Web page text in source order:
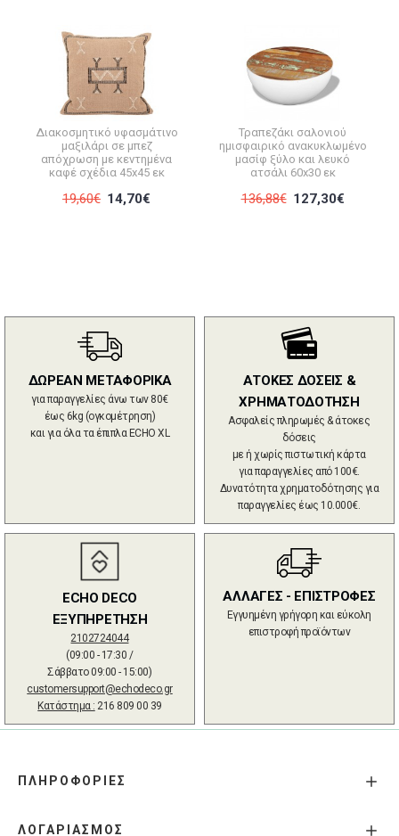
Διακοσμητικό υφασμάτινο
μαξιλάρι σε μπεζ
απόχρωση με κεντημένα
καφέ σχέδια 45x45 εκ
19,60€ 14,70€
Τραπεζάκι σαλονιού
ημισφαιρικό ανακυκλωμένο
μασίφ ξύλο και λευκό
ατσάλι 60x30 εκ
136,88€ 127,30€
ΔΩΡΕΑΝ ΜΕΤΑΦΟΡΙΚΑ
για παραγγελίες άνω των 80€
έως 6kg (ογκομέτρηση)
και για όλα τα έπιπλα ECHO XL
ΑΤΟΚΕΣ ΔΟΣΕΙΣ &
ΧΡΗΜΑΤΟΔΟΤΗΣΗ
Ασφαλείς πληρωμές & άτοκες
δόσεις
με ή χωρίς πιστωτική κάρτα
για παραγγελίες από 100€.
Δυνατότητα χρηματοδότησης για
παραγγελίες έως 10.000€.
ECHO DECO
ΕΞΥΠΗΡΕΤΗΣΗ
2102724044
(09:00 - 17:30 /
Σάββατο 09:00 - 15:00)
customersupport@echodeco.gr
Κατάστημα : 216 809 00 39
ΑΛΛΑΓΕΣ - ΕΠΙΣΤΡΟΦΕΣ
Εγγυημένη γρήγορη και εύκολη
επιστροφή προϊόντων
ΠΛΗΡΟΦΟΡΙΕΣ
ΛΟΓΑΡΙΑΣΜΟΣ